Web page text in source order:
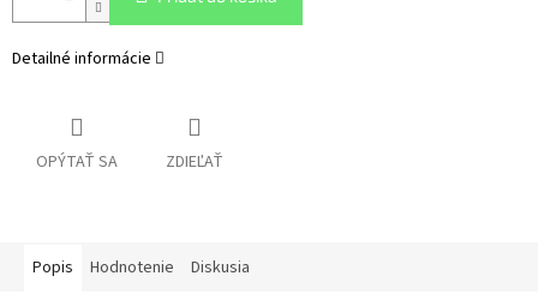
Detailné informácie
OPÝTAŤ SA ZDIEĽAŤ
Popis Hodnotenie Diskusia